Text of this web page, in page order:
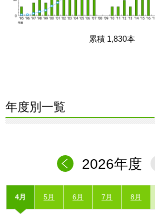
累積 1,830本
年度別一覧
2026年度
4月 5月 6月 7月 8月